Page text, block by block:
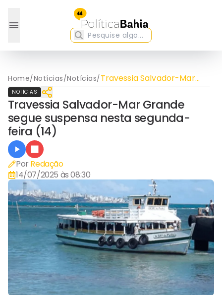
Home/Notícias/Notícias/Travessia Salvador-Mar
Grande segue suspensa
NOTÍCIAS
Travessia Salvador-Mar Grande
segue suspensa nesta segunda-
feira (14)
Por Redação
14/07/2025 às 08:30